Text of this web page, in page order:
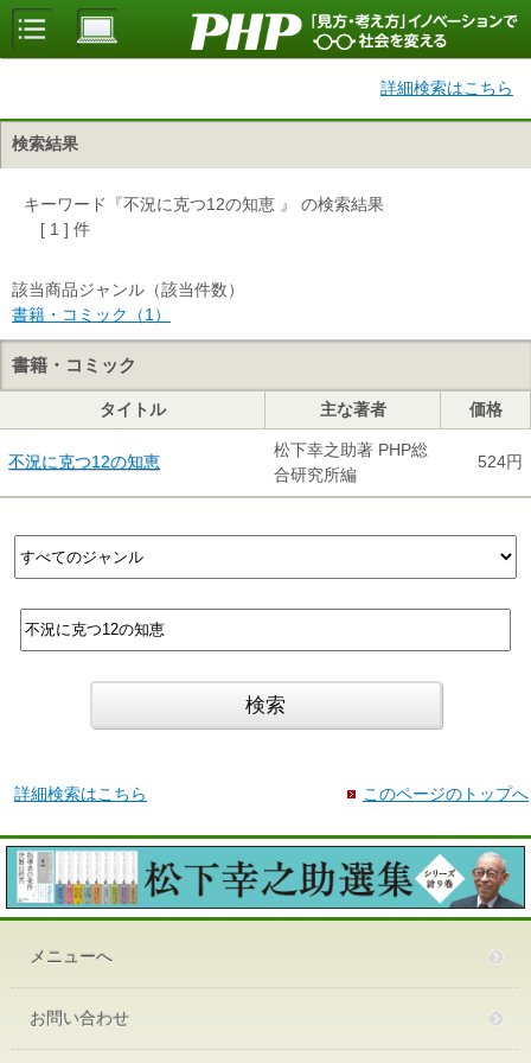
詳細検索はこちら
検索結果
キーワード『不況に克つ12の知恵 』 の検索結果
[ 1 ] 件
該当商品ジャンル（該当件数）
書籍・コミック（1）
書籍・コミック
タイトル 主な著者 価格
不況に克つ12の知恵
松下幸之助著 PHP総
合研究所編
524円
詳細検索はこちら このページのトップへ
メニューへ
お問い合わせ